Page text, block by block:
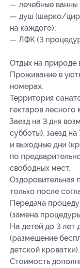
— лечебные ванны
— душ (шарко/
на каждого);
— ЛФК (3
Отдых на природе
Проживание в
номерах.
Территория
гектаров лесного
Заезд на 3 дня
субботы), заезд
и выходные дни
по
свободных мест.
Оздоровительная
только после
Передача
(замена
На детей до 3 лет
(размещение
детской кроватки).
Стоимость